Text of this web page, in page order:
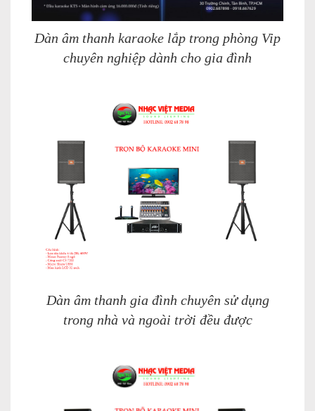
Dàn âm thanh karaoke lắp trong phòng Vip
chuyên nghiệp dành cho gia đình
Dàn âm thanh gia đình chuyên sử dụng
trong nhà và ngoài trời đều được